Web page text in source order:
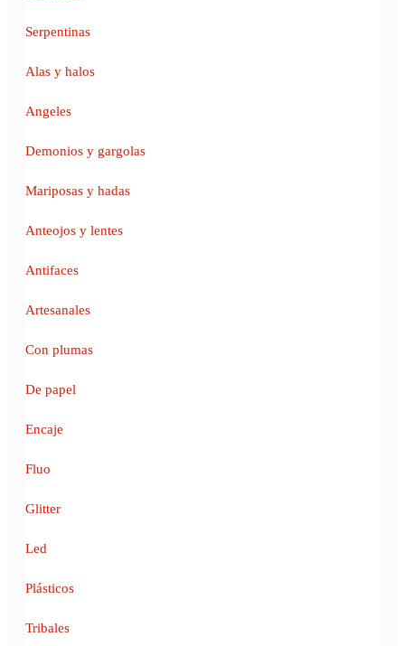
Serpentinas
Alas y halos
Angeles
Demonios y gargolas
Mariposas y hadas
Anteojos y lentes
Antifaces
Artesanales
Con plumas
De papel
Encaje
Fluo
Glitter
Led
Plásticos
Tribales